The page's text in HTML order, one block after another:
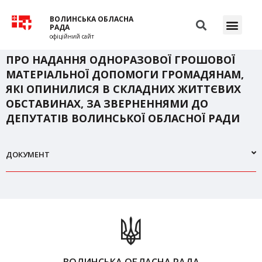
ВОЛИНСЬКА ОБЛАСНА
РАДА
офіційний сайт
ПРО НАДАННЯ ОДНОРАЗОВОЇ ГРОШОВОЇ
МАТЕРІАЛЬНОЇ ДОПОМОГИ ГРОМАДЯНАМ,
ЯКІ ОПИНИЛИСЯ В СКЛАДНИХ ЖИТТЄВИХ
ОБСТАВИНАХ, ЗА ЗВЕРНЕННЯМИ ДО
ДЕПУТАТІВ ВОЛИНСЬКОЇ ОБЛАСНОЇ РАДИ
ДОКУМЕНТ